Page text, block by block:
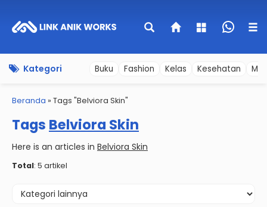
Kategori Buku Fashion Kelas Kesehatan
Beranda » Tags "Belviora Skin"
Tags Belviora Skin
Here is an articles in Belviora Skin
Total: 5 artikel